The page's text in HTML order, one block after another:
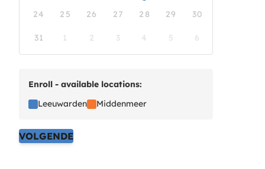
24 25 26 27 28 29 30
31 1 2 3 4 5 6
Enroll - available locations:
Leeuwarden
Middenmeer
VOLGENDE